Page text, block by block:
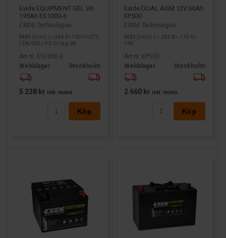
Exide EQUIPMENT GEL V6
195Ah ES1000-6
EXIDE Technologies
Mått (mm) L=244 B=190 H=275
| EN:900 | PS:0 | Kg:28
Art nr. ES1000-6
Webblager
Stockholm
5 238 kr inkl. moms
Köp
Exide DUAL AGM 12V 60Ah
EP500
EXIDE Technologies
Mått (mm) L= 242 B= 175 H=
190
Art nr. EP500
Webblager
Stockholm
2 660 kr inkl. moms
Köp